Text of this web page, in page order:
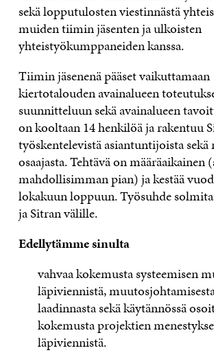
sekä lopputulosten viestinnästä
muiden tiimin jäsenten ja ulkoisten
yhteistyökumppaneiden kanssa.
Tiimin jäsenenä pääset vaikuttamaan
kiertotalouden avainalueen
suunnitteluun sekä avainalueen
on kooltaan 14 henkilöä ja rakentuu
työskentelevistä asiantuntijoista sekä
osaajasta. Tehtävä on määräaikainen
mahdollisimman pian) ja kestää
lokakuun loppuun. Työsuhde
ja Sitran välille.
Edellytämme sinulta
vahvaa kokemusta systeemisen
läpiviennistä,
laadinnasta sekä käytännössä
kokemusta projektien
läpiviennistä.